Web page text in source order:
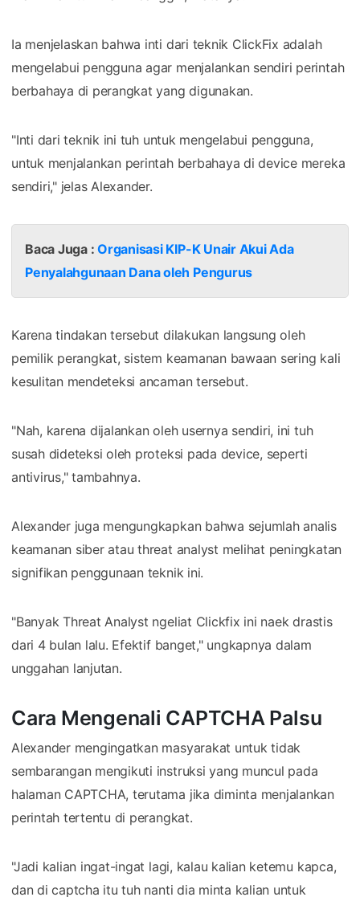
Ia menjelaskan bahwa inti dari teknik ClickFix adalah
mengelabui pengguna agar menjalankan sendiri perintah
berbahaya di perangkat yang digunakan.
"Inti dari teknik ini tuh untuk mengelabui pengguna,
untuk menjalankan perintah berbahaya di device mereka
sendiri," jelas Alexander.
Baca Juga :Organisasi KIP-K Unair Akui Ada
Penyalahgunaan Dana oleh Pengurus
Karena tindakan tersebut dilakukan langsung oleh
pemilik perangkat, sistem keamanan bawaan sering kali
kesulitan mendeteksi ancaman tersebut.
"Nah, karena dijalankan oleh usernya sendiri, ini tuh
susah dideteksi oleh proteksi pada device, seperti
antivirus," tambahnya.
Alexander juga mengungkapkan bahwa sejumlah analis
keamanan siber atau threat analyst melihat peningkatan
signifikan penggunaan teknik ini.
"Banyak Threat Analyst ngeliat Clickfix ini naek drastis
dari 4 bulan lalu. Efektif banget," ungkapnya dalam
unggahan lanjutan.
Cara Mengenali CAPTCHA Palsu
Alexander mengingatkan masyarakat untuk tidak
sembarangan mengikuti instruksi yang muncul pada
halaman CAPTCHA, terutama jika diminta menjalankan
perintah tertentu di perangkat.
"Jadi kalian ingat-ingat lagi, kalau kalian ketemu kapca,
dan di captcha itu tuh nanti dia minta kalian untuk